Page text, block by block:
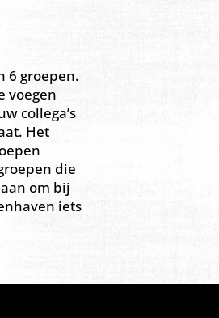
6 groepen.
voegen
collega’s
Het
die
om bij
iets